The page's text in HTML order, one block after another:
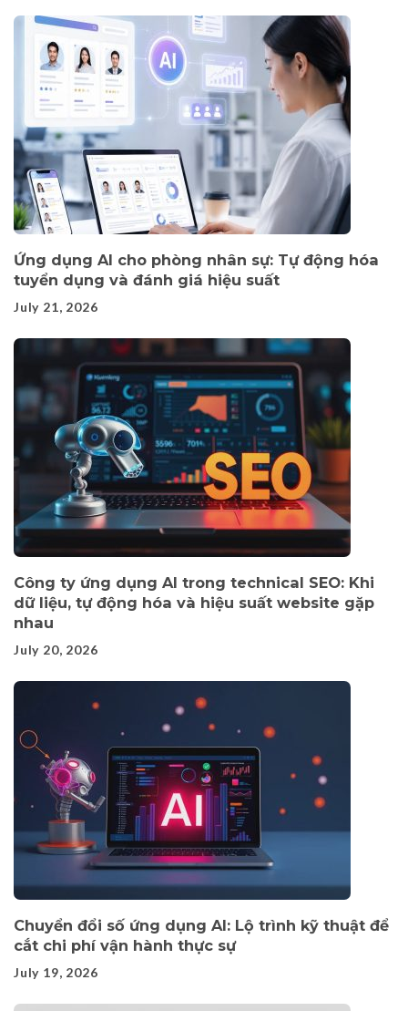
Ứng dụng AI cho phòng nhân sự: Tự động hóa
tuyển dụng và đánh giá hiệu suất
July 21, 2026
Công ty ứng dụng AI trong technical SEO: Khi
dữ liệu, tự động hóa và hiệu suất website gặp
nhau
July 20, 2026
Chuyển đổi số ứng dụng AI: Lộ trình kỹ thuật để
cắt chi phí vận hành thực sự
July 19, 2026